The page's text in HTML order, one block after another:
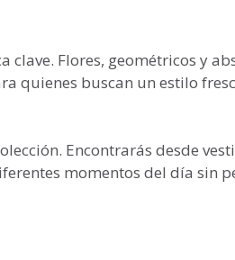
Flores, geométricos y
quienes buscan un estilo
Encontrarás desde
momentos del día sin